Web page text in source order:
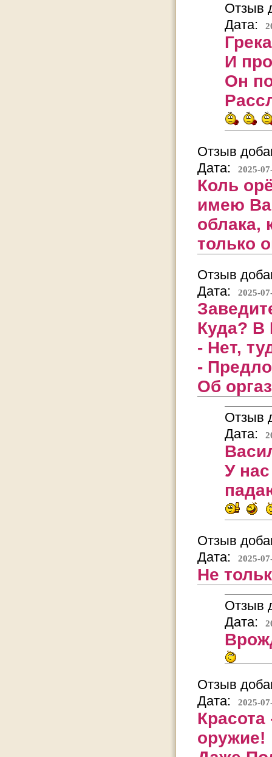
Отзыв
Дата:
И
Он
Отзыв
Дата:
2025-
Коль
имею
облака,
только
Отзыв
Дата:
2025-
Куда? В
- Нет,
-
Об
Отзыв
Дата:
У
Отзыв
Дата:
2025-
Не
Отзыв
Дата:
Отзыв
Дата:
2025-
Красота
оружие!